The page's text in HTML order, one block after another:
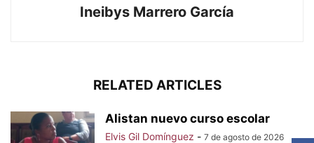
Ineibys Marrero García
RELATED ARTICLES
Alistan nuevo curso escolar
Elvis Gil Domínguez - 7 de agosto de 2026